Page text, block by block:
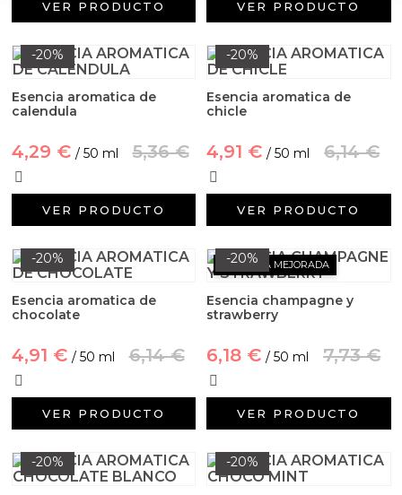
VER PRODUCTO VER PRODUCTO
-20%
Esencia aromatica de
calendula
4,29 € / 50 ml 5,36 €
VER PRODUCTO
-20%
Esencia aromatica de
chicle
4,91 € / 50 ml 6,14 €
VER PRODUCTO
-20%
Esencia aromatica de
chocolate
4,91 € / 50 ml 6,14 €
VER PRODUCTO
-20%
FÓRMULA MEJORADA
Esencia champagne y
strawberry
6,18 € / 50 ml 7,73 €
VER PRODUCTO
-20% -20%